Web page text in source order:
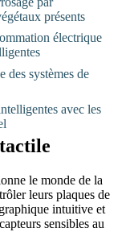
présents
électrique
des systèmes de
avec les
le monde de la
leurs plaques de
intuitive et
sensibles au